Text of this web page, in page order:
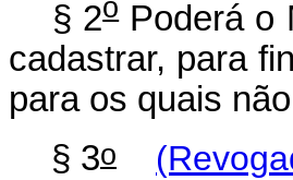
§ 2oPoderá o
cadastrar, para
para os quais
§ 3o